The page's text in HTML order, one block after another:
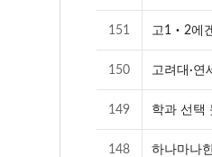
151 고1‧2에
150 고려대·연
149 학과 선택
148 하나마나